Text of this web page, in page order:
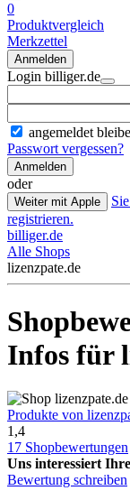
0
Produktvergleich
Merkzettel
Anmelden
Login billiger.de
angemeldet
Passwort vergessen?
Anmelden
oder
Weiter mit Apple
registrieren.
billiger.de
Alle Shops
lizenzpate.de
Infos für
Produkte von
1,4
17 Shopbewertungen
Uns interessiert
Bewertung schreiben